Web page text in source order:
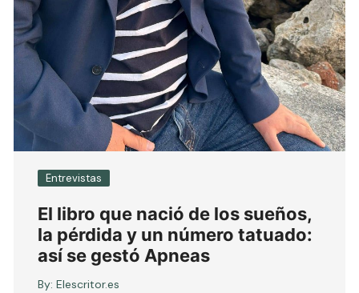
Entrevistas
El libro que nació de los sueños,
la pérdida y un número tatuado:
así se gestó Apneas
By: Elescritor.es